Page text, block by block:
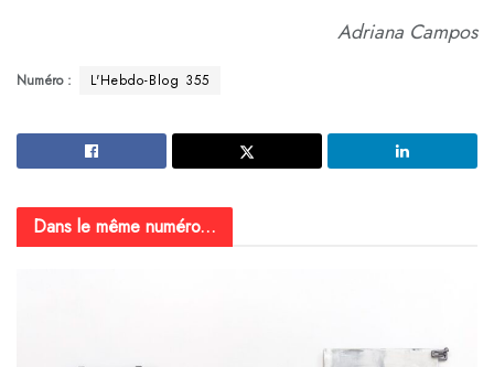
Adriana Campos
Numéro : L'Hebdo-Blog 355
Dans le même numéro...